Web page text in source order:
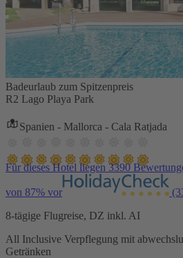
Badeurlaub zum Spitzenpreis
R2 Lago Playa Park
Spanien - Mallorca - Cala Ratjada
Für dieses Hotel liegen 3390
von 87% vor
8-tägige Flugreise, DZ inkl. AI
All Inclusive Verpflegung mit
Getränken